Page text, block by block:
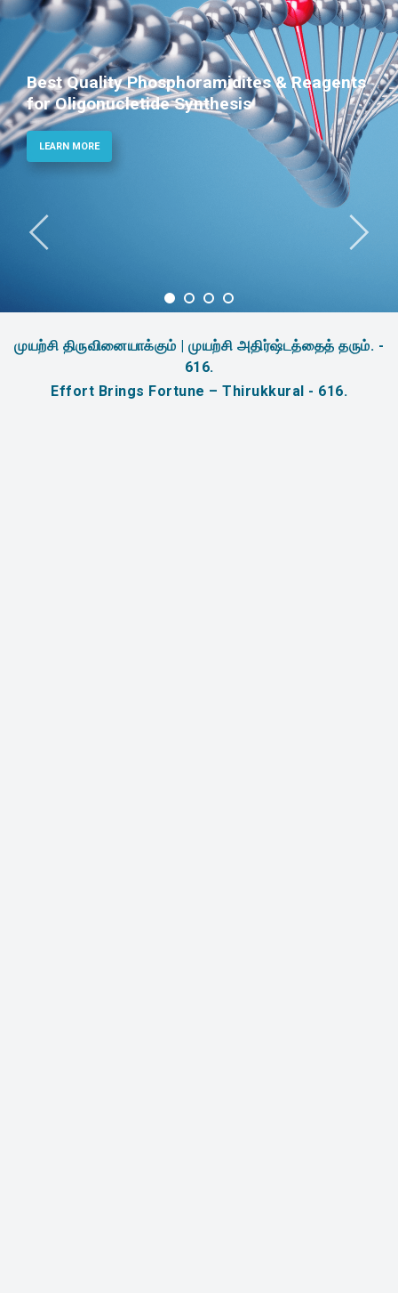
Phosphoramidites for Diagnostic and
Therapeutic Applications
LEARN MORE
முயற்சி திருவினையாக்கும் | முயற்சி அதிர்ஷ்டத்தைத் தரும். -
616.
Effort Brings Fortune – Thirukkural - 616.